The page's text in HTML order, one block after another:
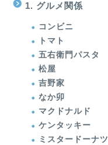
1. グルメ関係
コンビニ
トマト
五右衛門パスタ
松屋
吉野家
なか卯
マクドナルド
ケンタッキー
ミスタードーナツ